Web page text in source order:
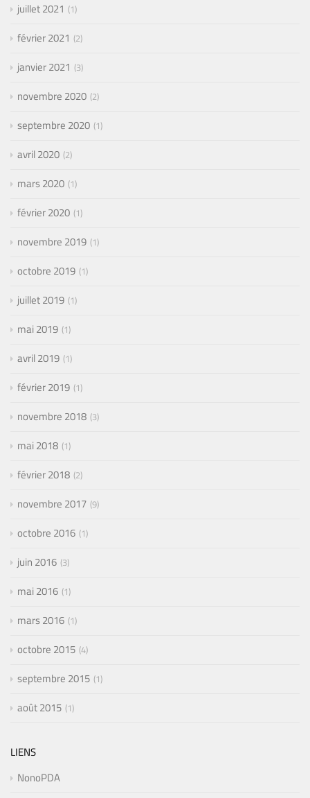
juillet 2021 1
février 2021 2
janvier 2021 3
novembre 2020 2
septembre 2020 1
avril 2020 2
mars 2020 1
février 2020 1
novembre 2019 1
octobre 2019 1
juillet 2019 1
mai 2019 1
avril 2019 1
février 2019 1
novembre 2018 3
mai 2018 1
février 2018 2
novembre 2017 9
octobre 2016 1
juin 2016 3
mai 2016 1
mars 2016 1
octobre 2015 4
septembre 2015 1
août 2015 1
LIENS
NonoPDA